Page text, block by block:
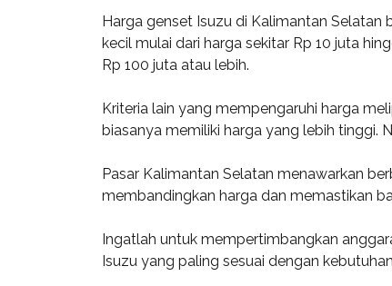
Harga genset Isuzu di Kalimantan
kecil mulai dari harga sekitar Rp 10 juta
Rp 100 juta atau lebih.
Kriteria lain yang mempengaruhi harga
biasanya memiliki harga yang lebih tinggi.
Pasar Kalimantan Selatan menawarkan
membandingkan harga dan memastikan
Ingatlah untuk mempertimbangkan
Isuzu yang paling sesuai dengan